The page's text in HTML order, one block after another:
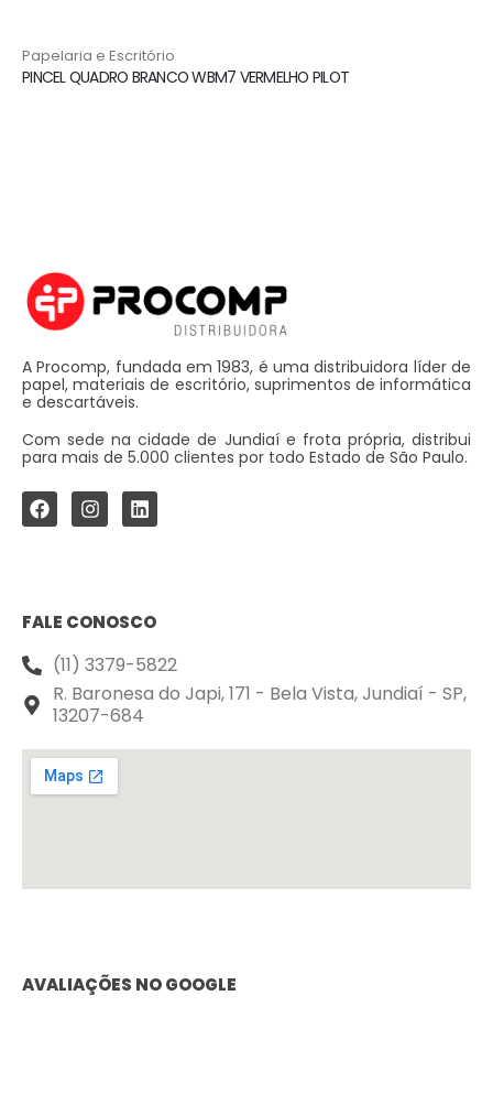
Papelaria e Escritório
PINCEL QUADRO BRANCO WBM7 VERMELHO PILOT
A Procomp, fundada em 1983, é uma distribuidora líder de
papel, materiais de escritório, suprimentos de informática
e descartáveis.
Com sede na cidade de Jundiaí e frota própria, distribui
para mais de 5.000 clientes por todo Estado de São Paulo.
FALE CONOSCO
(11) 3379-5822
R. Baronesa do Japi, 171 - Bela Vista, Jundiaí - SP,
13207-684
AVALIAÇÕES NO GOOGLE